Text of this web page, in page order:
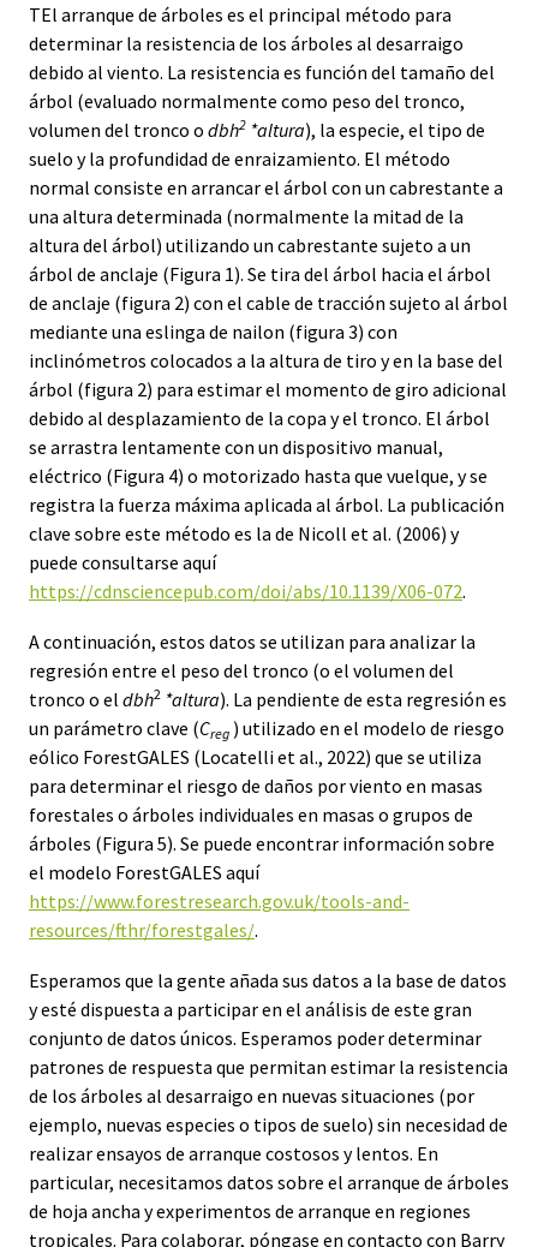
TEl arranque de árboles es el principal método para
determinar la resistencia de los árboles al desarraigo
debido al viento. La resistencia es función del tamaño del
árbol (evaluado normalmente como peso del tronco,
volumen del tronco o dbh2 *altura), la especie, el tipo de
suelo y la profundidad de enraizamiento. El método
normal consiste en arrancar el árbol con un cabrestante a
una altura determinada (normalmente la mitad de la
altura del árbol) utilizando un cabrestante sujeto a un
árbol de anclaje (Figura 1). Se tira del árbol hacia el árbol
de anclaje (figura 2) con el cable de tracción sujeto al árbol
mediante una eslinga de nailon (figura 3) con
inclinómetros colocados a la altura de tiro y en la base del
árbol (figura 2) para estimar el momento de giro adicional
debido al desplazamiento de la copa y el tronco. El árbol
se arrastra lentamente con un dispositivo manual,
eléctrico (Figura 4) o motorizado hasta que vuelque, y se
registra la fuerza máxima aplicada al árbol. La publicación
clave sobre este método es la de Nicoll et al. (2006) y
puede consultarse aquí
https://cdnsciencepub.com/doi/abs/10.1139/X06-072.
A continuación, estos datos se utilizan para analizar la
regresión entre el peso del tronco (o el volumen del
tronco o el dbh2 *altura). La pendiente de esta regresión es
un parámetro clave (Creg ) utilizado en el modelo de riesgo
eólico ForestGALES (Locatelli et al., 2022) que se utiliza
para determinar el riesgo de daños por viento en masas
forestales o árboles individuales en masas o grupos de
árboles (Figura 5). Se puede encontrar información sobre
el modelo ForestGALES aquí
https://www.forestresearch.gov.uk/tools-and-
resources/fthr/forestgales/.
Esperamos que la gente añada sus datos a la base de datos
y esté dispuesta a participar en el análisis de este gran
conjunto de datos únicos. Esperamos poder determinar
patrones de respuesta que permitan estimar la resistencia
de los árboles al desarraigo en nuevas situaciones (por
ejemplo, nuevas especies o tipos de suelo) sin necesidad de
realizar ensayos de arranque costosos y lentos. En
particular, necesitamos datos sobre el arranque de árboles
de hoja ancha y experimentos de arranque en regiones
tropicales. Para colaborar, póngase en contacto con Barry